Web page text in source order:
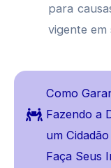
para
vigente em
Como
Fazendo a
um
Faça Seus